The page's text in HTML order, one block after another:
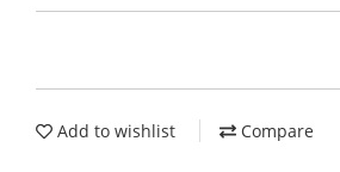
Add to wishlist Compare